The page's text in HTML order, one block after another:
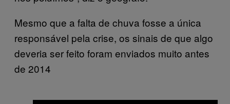
Mesmo que a falta de chuva fosse a única
responsável pela crise, os sinais de que algo
deveria ser feito foram enviados muito antes
de 2014